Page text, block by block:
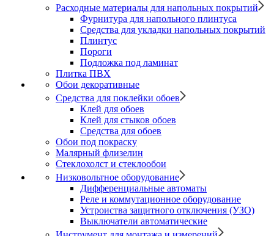
Расходные материалы для напольных покрытий
Фурнитура для напольного плинтуса
Средства для укладки напольных покрытий
Плинтус
Пороги
Подложка под ламинат
Плитка ПВХ
Обои декоративные
Средства для поклейки обоев
Клей для обоев
Клей для стыков обоев
Средства для обоев
Обои под покраску
Малярный флизелин
Стеклохолст и стеклообои
Низковольтное оборудование
Дифференциальные автоматы
Реле и коммутационное оборудование
Устроиства защитного отключения (УЗО)
Выключатели автоматические